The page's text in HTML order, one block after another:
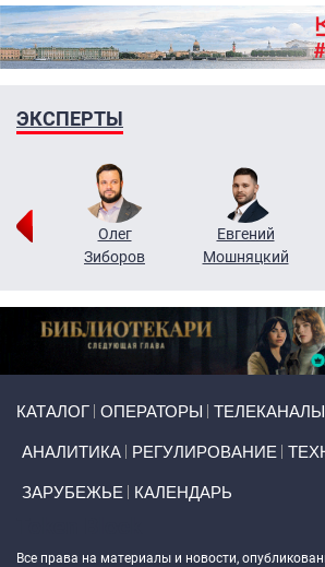
ЭКСПЕРТЫ
Олег
Зиборов
Евгений
Мошняцкий
КАТАЛОГ ОПЕРАТОРЫ ТЕЛЕКАНАЛЫ
АНАЛИТИКА РЕГУЛИРОВАНИЕ
ЗАРУБЕЖЬЕ КАЛЕНДАРЬ
Все права на материалы и новости,